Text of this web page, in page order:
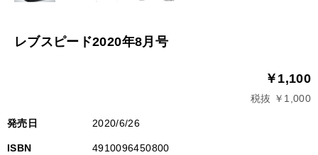
レブスピード2020年8月号
￥1,100
税抜 ￥1,000
発売日 2020/6/26
ISBN 4910096450800